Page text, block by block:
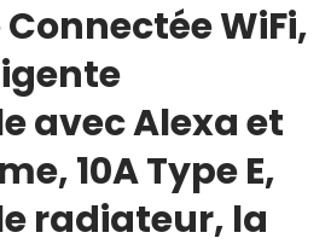
WiFi,
avec Alexa et
10A Type E,
radiateur, la